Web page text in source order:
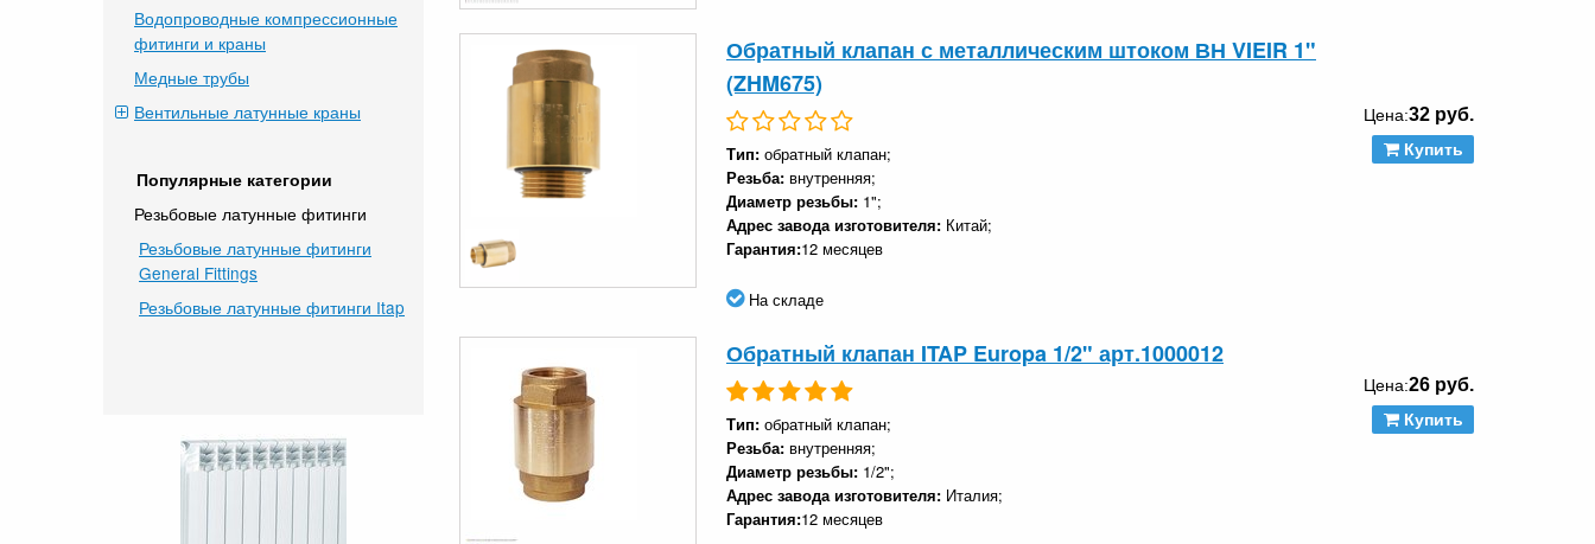
Водопроводные компрессионные
фитинги и краны
Медные трубы
Вентильные латунные краны
Популярные категории
Резьбовые латунные фитинги
Резьбовые латунные фитинги
General Fittings
Резьбовые латунные фитинги Itap
Обратный клапан с металлическим штоком ВН VIEIR 1"
(ZHM675)
Тип: обратный клапан;
Резьба: внутренняя;
Диаметр резьбы: 1";
Адрес завода изготовителя: Китай;
Гарантия:12 месяцев
На складе
Цена:32 руб.
Купить
Обратный клапан ITAP Europa 1/2" арт.1000012
Тип: обратный клапан;
Резьба: внутренняя;
Диаметр резьбы: 1/2";
Адрес завода изготовителя: Италия;
Гарантия:12 месяцев
Цена:26 руб.
Купить